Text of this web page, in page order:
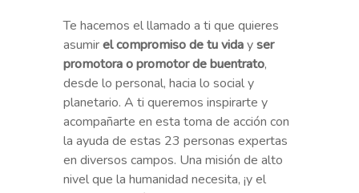
Te hacemos el llamado a ti que quieres
asumirel compromiso de tu vidayser
promotora o promotor de buentrato,
desde lo personal, hacia lo social y
planetario. A ti queremos inspirarte y
acompañarte en esta toma de acción con
la ayuda de estas 23 personas expertas
en diversos campos. Una misión de alto
nivel que la humanidad necesita, ¡y el